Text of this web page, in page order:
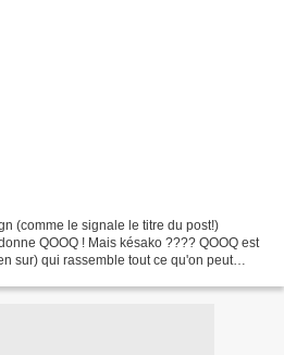
(comme le signale le titre du post!)
QOOQ ! Mais késako ???? QOOQ est
sur) qui rassemble tout ce qu'on peut